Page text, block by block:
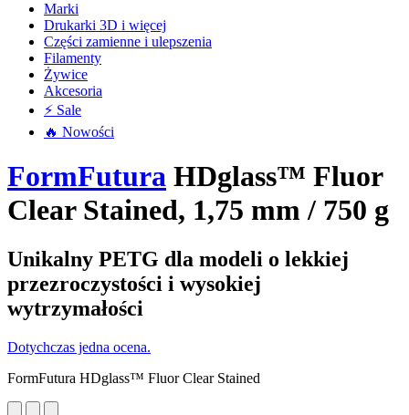
Marki
Drukarki 3D i więcej
Części zamienne i ulepszenia
Filamenty
Żywice
Akcesoria
⚡ Sale
🔥 Nowości
FormFutura HDglass™ Fluor
Clear Stained, 1,75 mm / 750 g
Unikalny PETG dla modeli o lekkiej
przezroczystości i wysokiej
wytrzymałości
Dotychczas jedna ocena.
FormFutura HDglass™ Fluor Clear Stained